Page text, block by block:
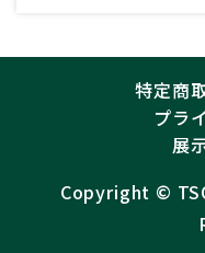
特定商
プラ
展
Copyright ©︎